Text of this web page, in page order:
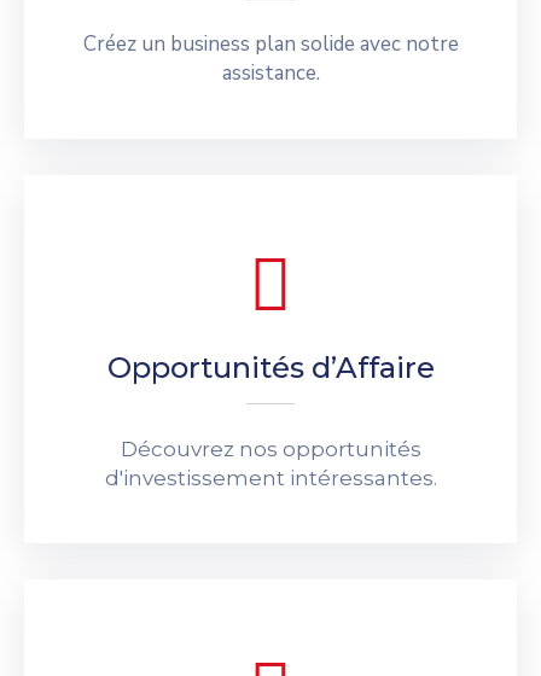
Créez un business plan solide avec notre
assistance.
Opportunités d’Affaire
Découvrez nos opportunités
d'investissement intéressantes.